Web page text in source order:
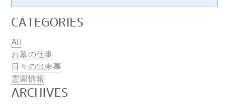
CATEGORIES
All
お墓の仕事
日々の出来事
霊園情報
ARCHIVES